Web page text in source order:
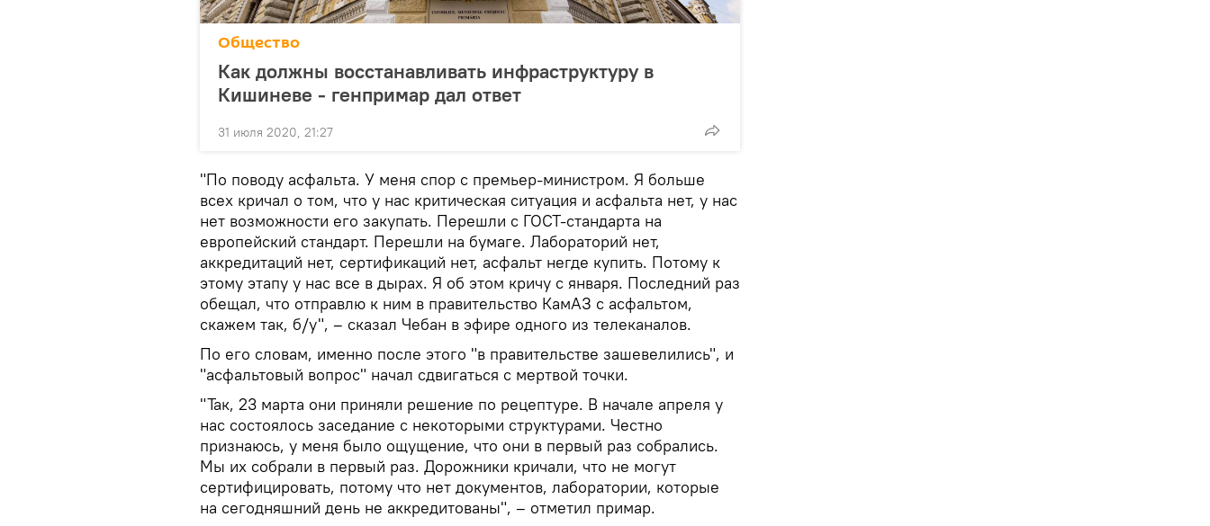
Общество
Как должны восстанавливать инфраструктуру в
Кишиневе - генпримар дал ответ
31 июля 2020, 21:27
"По поводу асфальта. У меня спор с премьер-министром. Я больше
всех кричал о том, что у нас критическая ситуация и асфальта нет, у нас
нет возможности его закупать. Перешли с ГОСТ-стандарта на
европейский стандарт. Перешли на бумаге. Лабораторий нет,
аккредитаций нет, сертификаций нет, асфальт негде купить. Потому к
этому этапу у нас все в дырах. Я об этом кричу с января. Последний раз
обещал, что отправлю к ним в правительство КамАЗ с асфальтом,
скажем так, б/у", – сказал Чебан в эфире одного из телеканалов.
По его словам, именно после этого "в правительстве зашевелились", и
"асфальтовый вопрос" начал сдвигаться с мертвой точки.
"Так, 23 марта они приняли решение по рецептуре. В начале апреля у
нас состоялось заседание с некоторыми структурами. Честно
признаюсь, у меня было ощущение, что они в первый раз собрались.
Мы их собрали в первый раз. Дорожники кричали, что не могут
сертифицировать, потому что нет документов, лаборатории, которые
на сегодняшний день не аккредитованы", – отметил примар.